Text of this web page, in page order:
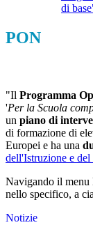
di
PON
"Il Programma
'Per la Scuola
un piano di
di formazione di
Europei e ha una
dell'Istruzione e
Navigando il menu
nello specifico, a
Notizie